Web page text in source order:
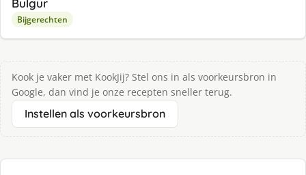
Bulgur
Bijgerechten
Kook je vaker met KookJij? Stel ons in als voorkeursbron in
Google, dan vind je onze recepten sneller terug.
Instellen als voorkeursbron